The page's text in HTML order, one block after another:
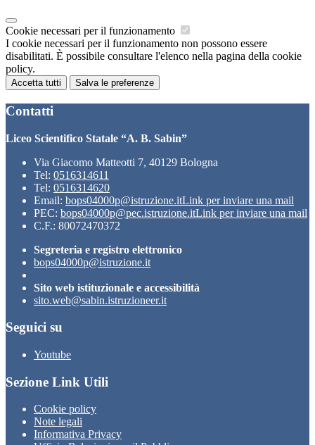
Cookie necessari per il funzionamento
I cookie necessari per il funzionamento non possono essere
disabilitati. È possibile consultare l'elenco nella pagina della cookie
policy.
Accetta tutti Salva le preferenze
Contatti
Liceo Scientifico Statale “A. B. Sabin”
Via Giacomo Matteotti 7, 40129 Bologna
Tel: 0516314611
Tel: 0516314620
Email: bops04000p@istruzione.itLink per inviare una mail
PEC: bops04000p@pec.istruzione.itLink per inviare una mail
C.F.: 80072470372
Segreteria e registro elettronico
bops04000p@istruzione.it
Sito web istituzionale e accessibilità
sito.web@sabin.istruzioneer.it
Seguici su
Youtube
Sezione Link Utili
Cookie policy
Note legali
Informativa Privacy